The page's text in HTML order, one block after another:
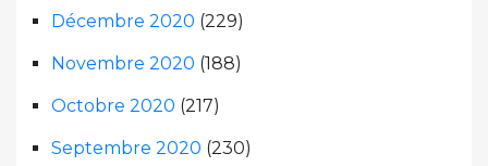
Décembre 2020 (229)
Novembre 2020 (188)
Octobre 2020 (217)
Septembre 2020 (230)